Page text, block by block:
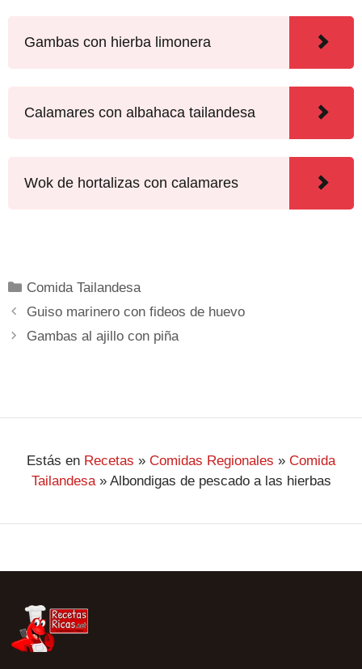
Gambas con hierba limonera
Calamares con albahaca tailandesa
Wok de hortalizas con calamares
Comida Tailandesa
Guiso marinero con fideos de huevo
Gambas al ajillo con piña
Estás en Recetas » Comidas Regionales » Comida
Tailandesa» Albondigas de pescado a las hierbas